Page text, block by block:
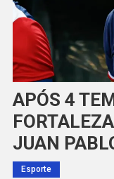
APÓS 4
JUAN
Esporte